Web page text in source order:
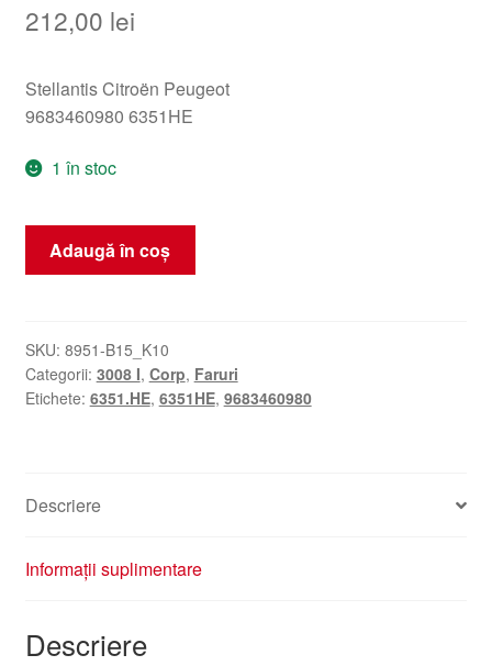
212,00 lei
Stellantis Citroën Peugeot
9683460980 6351HE
1 în stoc
Cantitate
Lampă
pentru
hayon
Peugeot
Adaugă în coș
SKU: 8951-B15_K10
Categorii: 3008 I, Corp, Faruri
Etichete: 6351.HE, 6351HE, 9683460980
Descriere
Informații suplimentare
Descriere